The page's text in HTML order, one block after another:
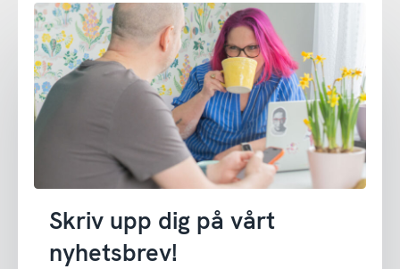
Skriv upp dig på vårt
nyhetsbrev!